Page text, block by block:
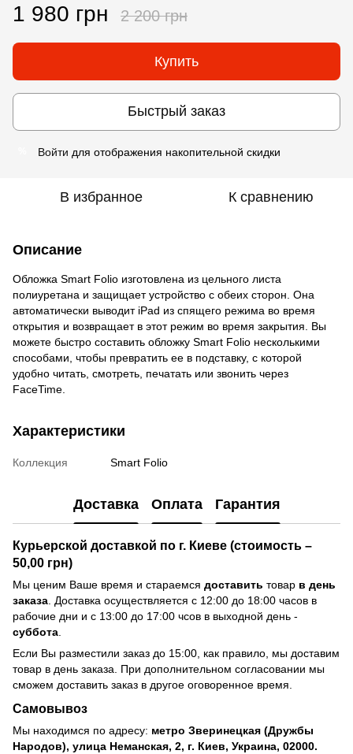
1 980 грн 2 200 грн
Купить
Быстрый заказ
Войти для отображения накопительной скидки
В избранное К сравнению
Описание
Обложка Smart Folio изготовлена из цельного листа
полиуретана и защищает устройство с обеих сторон. Она
автоматически выводит iPad из спящего режима во время
открытия и возвращает в этот режим во время закрытия. Вы
можете быстро составить обложку Smart Folio несколькими
способами, чтобы превратить ее в подставку, с которой
удобно читать, смотреть, печатать или звонить через
FaceTime.
Характеристики
Коллекция Smart Folio
Доставка Оплата Гарантия
Курьерской доставкой по г. Киеве (стоимость –
50,00 грн)
Мы ценим Ваше время и стараемся доставить товар в день
заказа . Доставка осуществляется с 12:00 до 18:00 часов в
рабочие дни и с 13:00 до 17:00 чсов в выходной день -
суббота
Если Вы разместили заказ до 15:00, как правило, мы доставим
товар в день заказа. При дополнительном согласовании мы
сможем доставить заказ в другое оговоренное время.
Самовывоз
Мы находимся по адресу: метро Зверинецкая (Дружбы
Народов), улица Неманская, 2, г. Киев, Украина, 02000.